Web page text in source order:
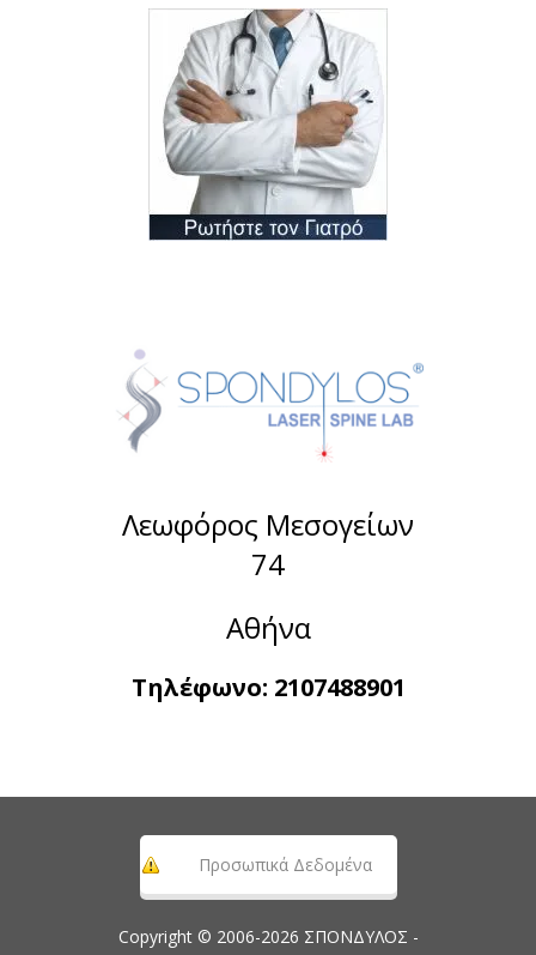
Λεωφόρος Μεσογείων
74
Αθήνα
Τηλέφωνο: 2107488901
Προσωπικά Δεδομένα
Copyright © 2006-2026 ΣΠΟΝΔΥΛΟΣ -